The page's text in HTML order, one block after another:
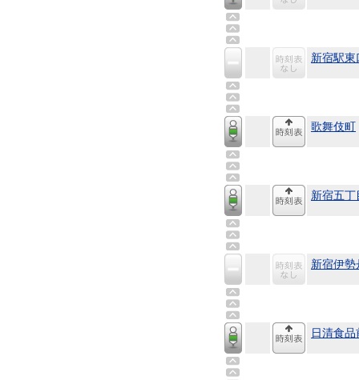
新宿駅東
歌舞伎町
新宿五丁
新宿伊勢
日清食品